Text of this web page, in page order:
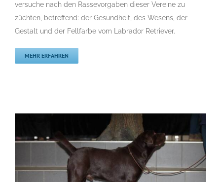
Labrador Retriver
Gruppe 8-Sektion 1-Labrador Retriever
Landesgruppe Retriever Rassehundezüchter
versuche nach den Rassevorgaben dieser Vereine zu
züchten, betreffend: der Gesundheit, des Wesens, der
Gestalt und der Fellfarbe vom Labrador Retriever.
MEHR ERFAHREN